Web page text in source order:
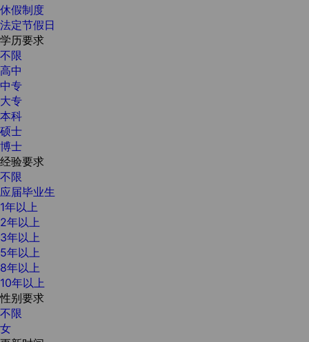
休假制度
法定节假日
学历要求
不限
高中
中专
大专
本科
硕士
博士
经验要求
不限
应届毕业生
1年以上
2年以上
3年以上
5年以上
8年以上
10年以上
性别要求
不限
女